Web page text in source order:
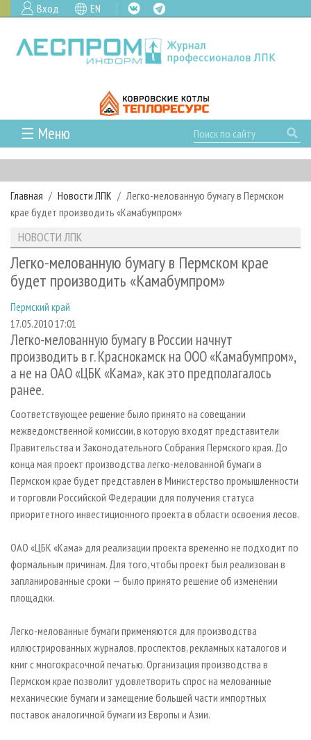
Вход EN
☰ Меню
ГЛАВНАЯ
РУБРИКИ И ТЕМЫ
РУБРИКИ ЖУРНАЛА
ЛЕСОЗАГОТОВКА
ЛЕСОПИЛЕНИЕ
СУШКА ДРЕВЕСИНЫ
ПРОИЗВОДСТВО ДРЕВЕСНЫХ ПЛИТ
ДЕРЕВЯННОЕ ДОМОСТРОЕНИЕ
ПРОИЗВОДСТВО МЕБЕЛИ
БИОЭНЕРГЕТИКА
ЦБП
ИНСТРУМЕНТ И МАТЕРИАЛЫ
НОВОСТИ
НОВОСТИ ЛПК
НОВОСТИ ЖУРНАЛА
ПРОЕКТЫ ЛПИ
АНАЛИТИКА
ПРЕДПРИЯТИЯ ЛПК
ПЕРСОНЫ
МОБИЛЬНЫЕ ВЫСТАВКИ
ОФИЦИАЛЬНЫЕ ДЕЛЕГАЦИИ
ПРИОРИТЕТНЫЕ ИНВЕСТПРОЕКТЫ
RUSSIAN FORESTRY REVIEW
ГАЗЕТА ЛЕСПРОМФОРУМ
БИБЛИОТЕКА СПЕЦИАЛИСТА
АРХИВ ЖУРНАЛОВ
О ЖУРНАЛЕ
ПОДПИСКА
КОНТАКТЫ
РЕКЛАМОДАТЕЛЯМ
РЕКЛАМА
РЕКЛАМА НА САЙТЕ
Главная Новости ЛПК
Легко-мелованную бумагу в Пермском
крае будет производить «Камабумпром»
НОВОСТИ ЛПК
Легко-мелованную бумагу в Пермском крае
будет производить «Камабумпром»
Пермский край
17.05.2010 17:01
Легко-мелованную бумагу в России начнут
производить в г. Краснокамск на ООО «Камабумпром»,
а не на ОАО «ЦБК «Кама», как это предполагалось
ранее.
Соответствующее решение было принято на совещании
межведомственной комиссии, в которую входят представители
Правительства и Законодательного Собрания Пермского края. До
конца мая проект производства легко-мелованной бумаги в
Пермском крае будет представлен в Министерство промышленности
и торговли Российской Федерации для получения статуса
приоритетного инвестиционного проекта в области освоения лесов.
ОАО «ЦБК «Кама» для реализации проекта временно не подходит по
формальным причинам. Для того, чтобы проект был реализован в
запланированные сроки — было принято решение об изменении
площадки.
Легко-мелованные бумаги применяются для производства
иллюстрированных журналов, проспектов, рекламных каталогов и
книг с многокрасочной печатью. Организация производства в
Пермском крае позволит удовлетворить спрос на мелованные
механические бумаги и замещение большей части импортных
поставок аналогичной бумаги из Европы и Азии.